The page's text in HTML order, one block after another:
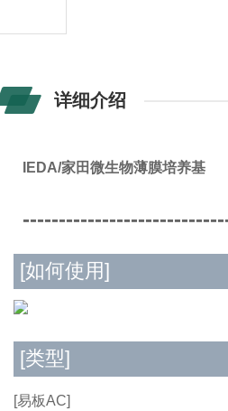
详细介绍
IEDA/家田微生物薄膜培养基
[如何使用]
[类型]
[易板AC]